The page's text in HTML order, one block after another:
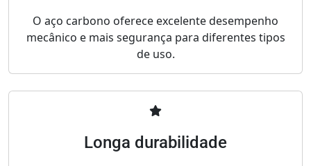
O aço carbono oferece excelente desempenho
mecânico e mais segurança para diferentes tipos
de uso.
Longa durabilidade